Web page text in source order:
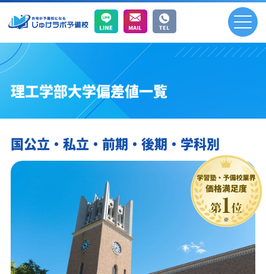
理工学部大学偏差値一覧
国公立・私立・前期・後期・学科別